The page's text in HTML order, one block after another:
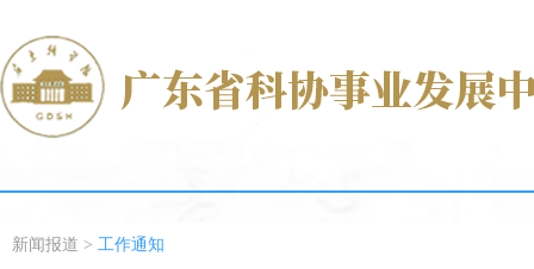
新闻报道 > 工作通知